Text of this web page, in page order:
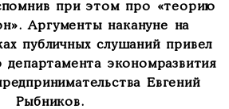
при этом про «теорию
Аргументы накануне на
публичных слушаний привел
департамента экономразвития
Евгений
Рыбников.